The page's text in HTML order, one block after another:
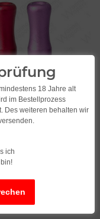
18 Jahre alt
im Bestellprozess
Des weiteren behalten wir
ich